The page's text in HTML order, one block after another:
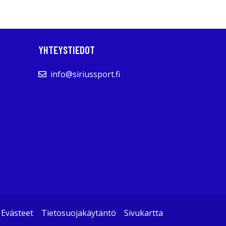
YHTEYSTIEDOT
info@siriussport.fi
Evästeet Tietosuojakäytäntö Sivukartta